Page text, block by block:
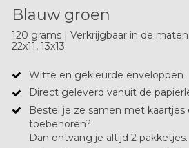
Blauw groen
120 grams | Verkrijgbaar in de maten
22x11, 13x13
Witte en gekleurde enveloppen
Direct geleverd vanuit de
Bestel je ze samen met kaartjes
toebehoren?
Dan ontvang je altijd 2 pakketjes.